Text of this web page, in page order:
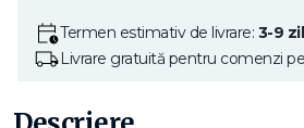
Termen estimativ de livrare: 3-9
Livrare gratuită pentru comenzi